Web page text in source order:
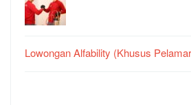
Lowongan Alfability (Khusus